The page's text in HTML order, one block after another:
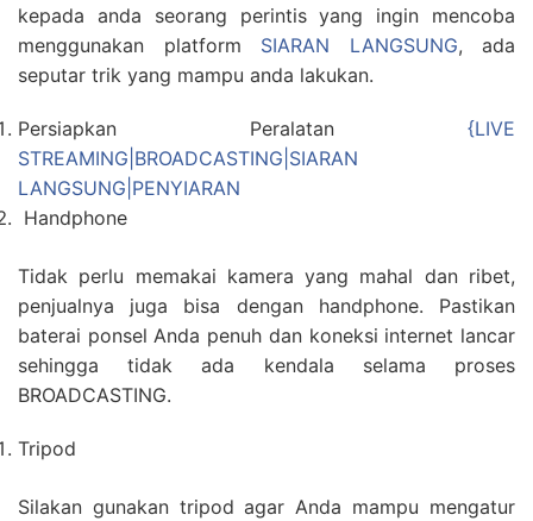
kepada anda seorang perintis yang ingin mencoba
menggunakan platform SIARAN LANGSUNG, ada
seputar trik yang mampu anda lakukan.
Persiapkan Peralatan {LIVE
STREAMING|BROADCASTING|SIARAN
LANGSUNG|PENYIARAN
Handphone
Tidak perlu memakai kamera yang mahal dan ribet,
penjualnya juga bisa dengan handphone. Pastikan
baterai ponsel Anda penuh dan koneksi internet lancar
sehingga tidak ada kendala selama proses
BROADCASTING.
Tripod
Silakan gunakan tripod agar Anda mampu mengatur